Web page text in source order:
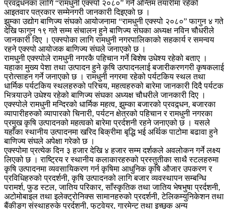
प्रवद्र्धनका लागि “रामधुनी एक्स्पो २०८०” गर्ने अन्तिम तयारीमा रहेको
आइतवार पत्रकार सम्मेनगरी जानकारी दिइएको छ ।
झुम्का उद्योग बाणिज्य संघको आयोजनामा “रामधुनी एक्स्पो २०८०” फागुन ४ गते
देखि फागुन १९ गते सम्म संचालन हुने बाणिज्य संघका अध्यक्ष नविन चौधरीले
जानकारी दिए । एक्स्पोका लागि रामधुनी नगरपालिकाको सहकार्य र समन्वय
रहने एक्स्पो आयोजक बाणिज्य संघले जनाएको छ ।
रामधुनी एक्स्पोले रामधुनी नगरकै पहिचान गर्ने बिशेष उधेश्य रहेको बताए ।
यहाका मुख्य पेशा तथा उत्पादन हुने कृषि उत्पादनलाई बजारीकरणगरी कृषकलाई
प्रोत्साहन गर्ने जनाएको छ । रामधुनी नगरमा रहेको पर्यटकिय स्थल तथा
धार्मिक पर्यटकिय स्थलहरुको परिचय, महत्वहरुको बारेमा जानकारी दिदै पर्यटक
भित्र्याउने उधेश्य रहेको बाणिज्य संघका अध्यक्ष चौधरीले जानकारी दिए ।
एक्स्पोले रामधुनी मन्दिरको धार्मिक महत्व, झुम्का बजारको प्रवद्र्धन, बजारका
व्यापारीहरुको व्यापारको चिनारी, पर्यटन क्षेत्रको पहिचान र रामधुनी नगरका
प्रमुख कृषि उत्पादनको महत्वको बारेमा प्रर्दशनी रहने जनाएको छ । यसले
यहाँका स्थानीय उत्पादनमा खरिद बिक्रीमा बृद्धि भई अर्थिक पाटोमा बढावा हुने
बाणिज्य संघले अपेक्षा गरेको छ ।
एक्स्पोमा प्रत्येक दिन ३ हजार देखि ४ हजार सम्म दर्शकले अवलोकन गर्ने लक्ष्य
लिएको छ । राष्ट्रिय र स्थानीय कलाकारहरुको प्रस्तुतीका साथै स्टलहरुमा
कृषि उत्पादनमा व्यवसायिकरण गर्न कृषिमा आधुनिक कृषि औजार उपकरण र
प्रविधिहरुको प्रदर्शनी, कृषि उत्पादनको लागि बजार व्यवस्थापन सम्बन्धि
परामर्श, फुड स्टल, जातिय परिकार, साँस्कृतिक तथा जातिय भेषभुषा प्रर्दशनी,
अटोमोबाइल तथा इलेक्ट्रोनिक्स सामानहरुको प्रदर्शनी, टेलिकम्युनिकेशन तथा
बैंकीङ्ग संस्थाहरुके प्रर्दशनी, फुटवेयर, गारमेन्ट तथा इच्छुक अन्य